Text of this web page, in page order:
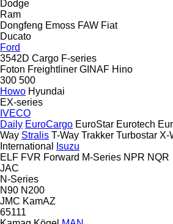
Dodge
Ram
Dongfeng Emoss FAW Fiat
Ducato
Ford
3542D Cargo F-series
Foton Freightliner GINAF Hino
300 500
Howo Hyundai
EX-series
IVECO
Daily EuroCargo EuroStar Eurotech
Way Stralis T-Way Trakker Turbostar X-
International
Isuzu
ELF FVR Forward M-Series NPR NQR
JAC
N-Series
N90 N200
JMC KamAZ
65111